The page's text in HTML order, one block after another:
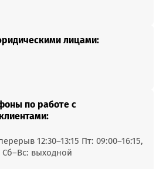
лицами:
по работе с
12:30–13:15 Пт: 09:00–16:15,
Сб–Вс: выходной